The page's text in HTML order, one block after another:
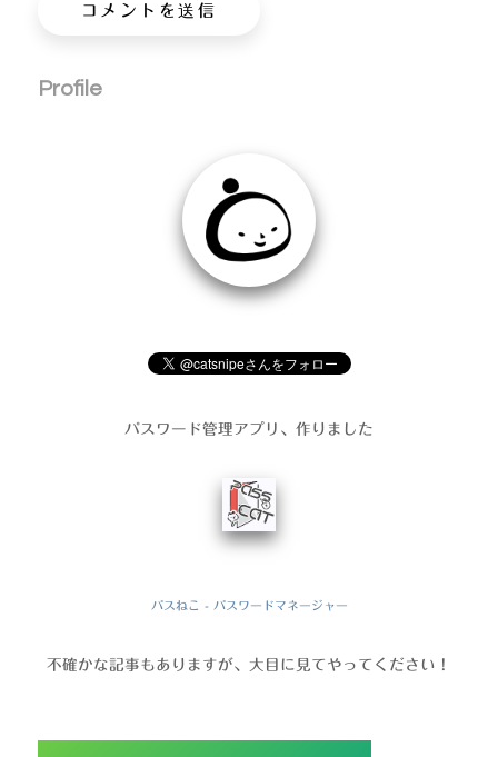
Profile
パスワード管理アプリ、作りました
パスねこ - パスワードマネージャー
不確かな記事もありますが、大目に見てやってください！